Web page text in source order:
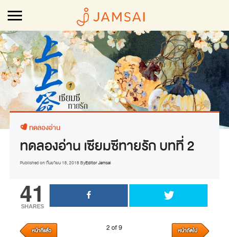
ทดลองอ่าน
ทดลองอ่าน เซียมซีทายรัก บทที่ 2
Published on กันยายน 18, 2018ByEditor Jamsai
41
SHARES
หน้าที่แล้ว 2 of 9 หน้าถัดไป